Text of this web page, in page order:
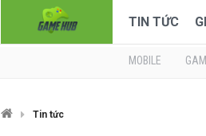
TIN TỨC
MOBILE
Tin tức